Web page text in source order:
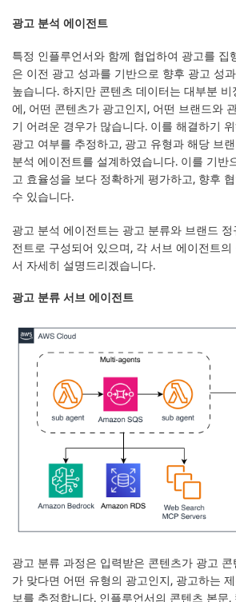
광고 분석 에이전트
특정 인플루언서와 함께 협업하여 광고를 집
은 이전 광고 성과를 기반으로 향후 광고 성
높습니다. 하지만 콘텐츠 데이터는 대부분
에, 어떤 콘텐츠가 광고인지, 어떤 브랜드와
기 어려운 경우가 많습니다. 이를 해결하기
광고 여부를 추정하고, 광고 유형과 해당 브
분석 에이전트를 설계하였습니다. 이를 기반
고 효율성을 보다 정확하게 평가하고, 향후
수 있습니다.
광고 분석 에이전트는 광고 분류와 브랜드 정
전트로 구성되어 있으며, 각 서브 에이전트
서 자세히 설명드리겠습니다.
광고 분류 서브 에이전트
광고 분류 과정은 입력받은 콘텐츠가 광고
가 맞다면 어떤 유형의 광고인지, 광고하는
보를 추정합니다. 인플루언서의 콘텐츠 본문